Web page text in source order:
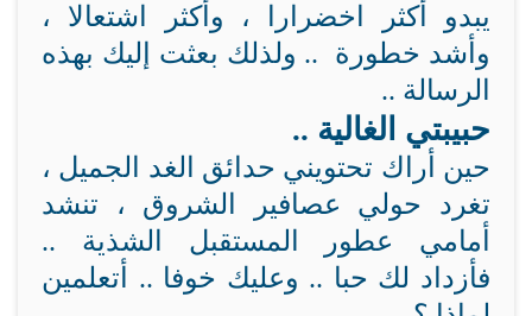
يبدو أكثر اخضرارا ، وأكثر اشتعالا ،
وأشد خطورة .. ولذلك بعثت إليك بهذه
الرسالة ..
حبيبتي الغالية ..
حين أراك تحتويني حدائق الغد الجميل ،
تغرد حولي عصافير الشروق ، تنشد
أمامي عطور المستقبل الشذية ..
فأزداد لك حبا .. وعليك خوفا .. أتعلمين